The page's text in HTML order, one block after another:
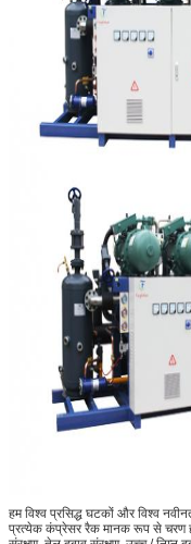
हम विश्व प्रसिद्ध घटकों और विश्व
प्रत्येक कंप्रेसर रैक मानक रूप से चरण